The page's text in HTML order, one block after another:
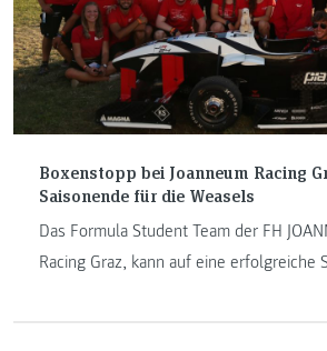
Boxenstopp bei Joanneum Racing
Saisonende für die Weasels
Das Formula Student Team der FH
Racing Graz, kann auf eine erfolgreiche